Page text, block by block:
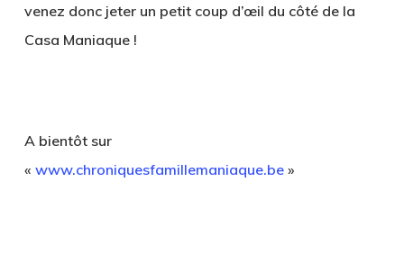
venez donc jeter un petit coup d’œil du côté de la
Casa Maniaque !
A bientôt sur
« www.chroniquesfamillemaniaque.be»